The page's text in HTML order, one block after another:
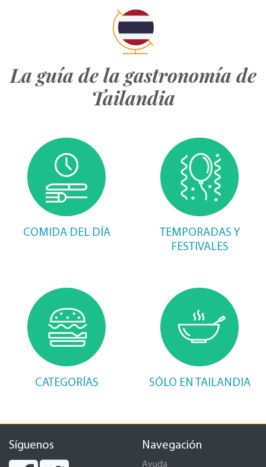
La guía de la gastronomía de
Tailandia
COMIDA DEL DÍA
TEMPORADAS Y
FESTIVALES
CATEGORÍAS SÓLO EN TAILANDIA
Síguenos Navegación
Ayuda